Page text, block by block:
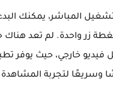
المباشر، يمكنك
زر واحدة. لم تعد هناك
وسريعًا لتجربة المشاهدة